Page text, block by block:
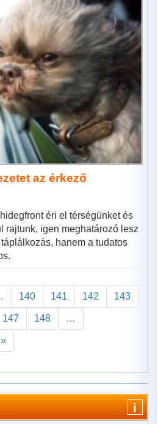
az érkező
éri el térségünket és
rajtunk, igen meghatározó lesz
hanem a tudatos
140 141 142 143
147 148 …
i